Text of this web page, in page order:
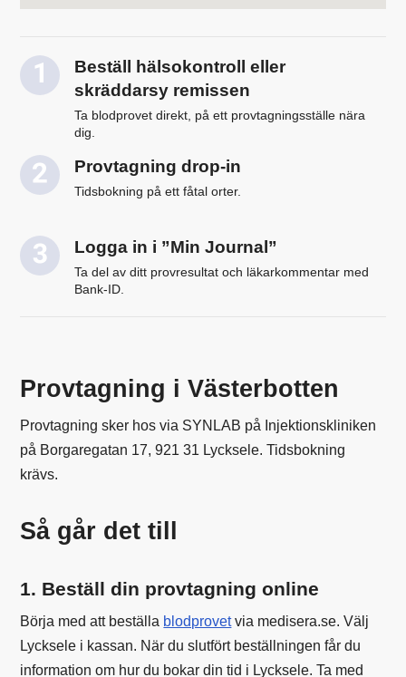
Beställ hälsokontroll eller
skräddarsy remissen
Ta blodprovet direkt, på ett provtagningsställe nära
dig.
Provtagning drop-in
Tidsbokning på ett fåtal orter.
Logga in i ”Min Journal”
Ta del av ditt provresultat och läkarkommentar med
Bank-ID.
Provtagning i Västerbotten
Provtagning sker hos via SYNLAB på Injektionskliniken
på Borgaregatan 17, 921 31 Lycksele. Tidsbokning
krävs.
Så går det till
1. Beställ din provtagning online
Börja med att beställa blodprovetvia medisera.se. Välj
Lycksele i kassan. När du slutfört beställningen får du
information om hur du bokar din tid i Lycksele. Ta med